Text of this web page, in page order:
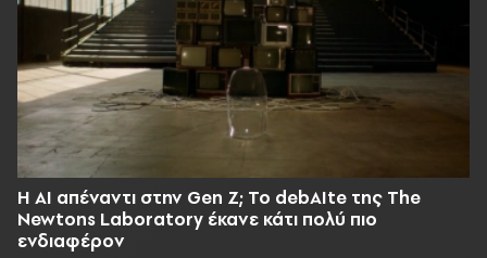
Η AI απέναντι στην Gen Z; Το debAIte της The
Newtons Laboratory έκανε κάτι πολύ πιο
ενδιαφέρον